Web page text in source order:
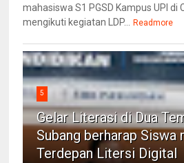
mahasiswa S1 PGSD Kampus UPI di
mengikuti kegiatan LDP... Readmore
5
Gelar Literasi di Dua
Subang berharap Siswa
Terdepan Litersi Digital